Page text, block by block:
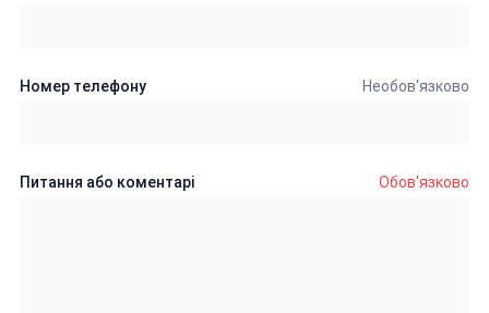
Номер телефону Необов'язково
Питання або коментарі Обов'язково